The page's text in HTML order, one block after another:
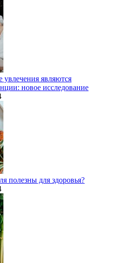
увлечения являются
новое исследование
полезны для здоровья?